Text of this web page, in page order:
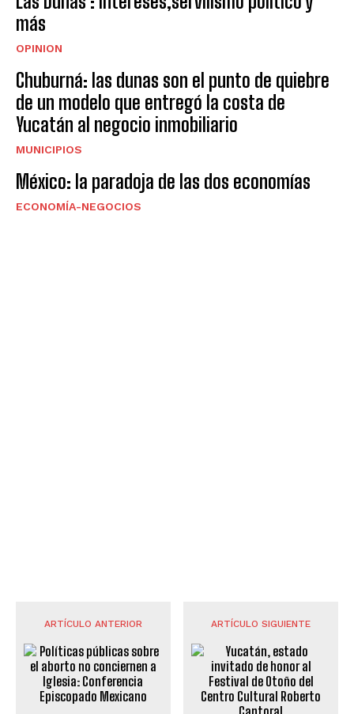
más
OPINION
Chuburná: las dunas son el punto de quiebre
de un modelo que entregó la costa de
Yucatán al negocio inmobiliario
MUNICIPIOS
México: la paradoja de las dos economías
ECONOMÍA-NEGOCIOS
ARTÍCULO ANTERIOR ARTÍCULO SIGUIENTE